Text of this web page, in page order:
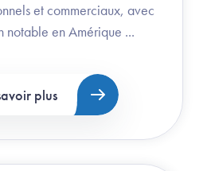
et commerciaux, avec
notable en Amérique ...
plus